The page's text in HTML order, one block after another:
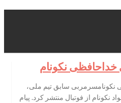
خداحافظی نکونام
نکونامسرمربی سابق تیم ملی،
نکونام از فوتبال منتشر کرد. پیام